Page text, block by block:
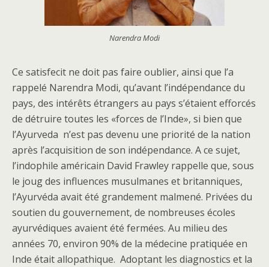
Narendra Modi
Ce satisfecit ne doit pas faire oublier, ainsi que l’a
rappelé Narendra Modi, qu’avant l’indépendance du
pays, des intérêts étrangers au pays s’étaient efforcés
de détruire toutes les «forces de l’Inde», si bien que
l’Ayurveda n’est pas devenu une priorité de la nation
après l’acquisition de son indépendance. A ce sujet,
l’indophile américain David Frawley rappelle que, sous
le joug des influences musulmanes et britanniques,
l’Ayurvéda avait été grandement malmené. Privées du
soutien du gouvernement, de nombreuses écoles
ayurvédiques avaient été fermées. Au milieu des
années 70, environ 90% de la médecine pratiquée en
Inde était allopathique. Adoptant les diagnostics et la